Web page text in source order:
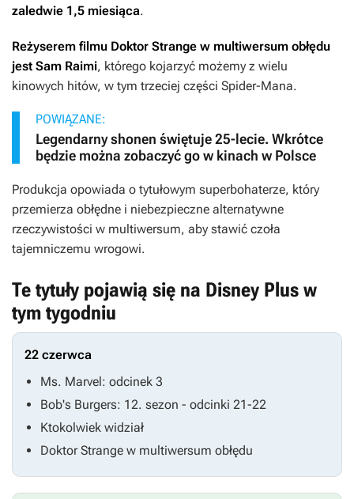
zaledwie 1,5 miesiąca.
Reżyserem filmu Doktor Strange w multiwersum obłędu
jest Sam Raimi, którego kojarzyć możemy z wielu
kinowych hitów, w tym trzeciej części Spider-Mana.
POWIĄZANE:
Legendarny shonen świętuje 25-lecie. Wkrótce
będzie można zobaczyć go w kinach w Polsce
Produkcja opowiada o tytułowym superbohaterze, który
przemierza obłędne i niebezpieczne alternatywne
rzeczywistości w multiwersum, aby stawić czoła
tajemniczemu wrogowi.
Te tytuły pojawią się na Disney Plus w
tym tygodniu
22 czerwca
Ms. Marvel: odcinek 3
Bob's Burgers: 12. sezon - odcinki 21-22
Ktokolwiek widział
Doktor Strange w multiwersum obłędu